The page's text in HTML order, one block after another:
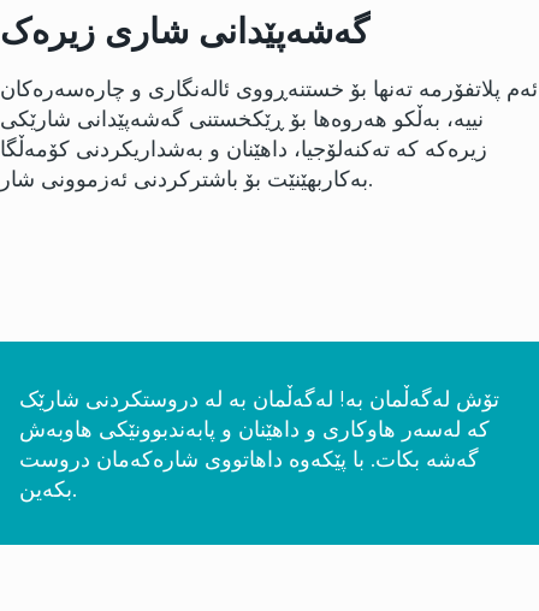
گەشەپێدانی شاری زیرەک
ئەم پلاتفۆرمە تەنها بۆ خستنەڕووی ئالەنگاری و چارەسەرەکان
نییە، بەڵکو هەروەها بۆ ڕێکخستنی گەشەپێدانی شارێکی
زیرەکە کە تەکنەلۆجیا، داهێنان و بەشداریکردنی کۆمەڵگا
بەکاربهێنێت بۆ باشترکردنی ئەزموونی شار.
تۆش لەگەڵمان بە! لەگەڵمان بە لە دروستکردنی شارێک
کە لەسەر هاوکاری و داهێنان و پابەندبوونێکی هاوبەش
گەشە بکات. با پێکەوە داهاتووی شارەکەمان دروست
بکەین.